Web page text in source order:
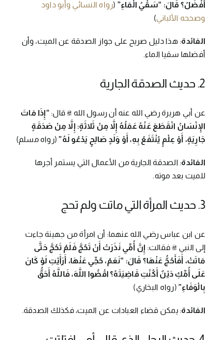
أَفْضَلُ؟ قَالَ: “سَقْيُ الْمَاءِ” (رواه النسائي وأبو داود
وصححه الألباني)
الفائدة: هذا دليل صريح على جواز الصدقة عن الميت، وأن
أفضلها سقيا الماء.
2. حديث الصدقة الجارية
عن أبي هريرة رضي الله عنه أن رسول الله ﷺ قال: “إِذَا مَاتَ
الإِنْسَانُ انْقَطَعَ عَنْهُ عَمَلُهُ إِلاَّ مِنْ ثَلاثَةٍ: إِلاَّ مِنْ صَدَقَةٍ
جَارِيَةٍ، أَوْ عِلْمٍ يُنْتَفَعُ بِهِ، أَوْ وَلَدٍ صَالِحٍ يَدْعُو لَهُ” (رواه مسلم)
الفائدة: الصدقة الجارية من الأعمال التي يستمر أجرها
للميت بعد موته.
3. حديث المرأة التي ماتت ولم تحج
عن ابن عباس رضي الله عنهما: أن امرأة من جهينة جاءت
إلى النبي ﷺ فقالت: إِنَّ أُمِّي نَذَرَتْ أَنْ تَحُجَّ فَلَمْ تَحُجَّ حَتَّى
مَاتَتْ، أَفَأَحُجُّ عَنْهَا؟ قَالَ: “نَعَمْ، حُجِّي عَنْهَا، أَرَأَيْتِ لَوْ كَانَ
عَلَى أُمِّكِ دَيْنٌ أَكُنْتِ قَاضِيَتَهُ؟ اقْضُوا اللَّهَ، فَاللَّهُ أَحَقُّ
بِالْوَفَاءِ” (رواه البخاري)
الفائدة: يمكن قضاء العبادات عن الميت، فكذلك الصدقة.